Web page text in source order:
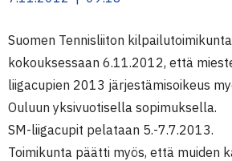
Suomen Tennisliiton
kokouksessaan 6.11.2012, että
liigacupien 2013 järjestämisoikeus
Ouluun yksivuotisella sopimuksella.
SM-liigacupit pelataan 5.-7.7.2013.
Toimikunta päätti myös, että muiden